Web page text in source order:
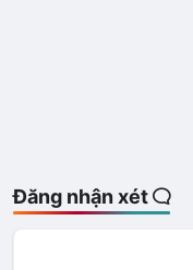
Đăng nhận xét